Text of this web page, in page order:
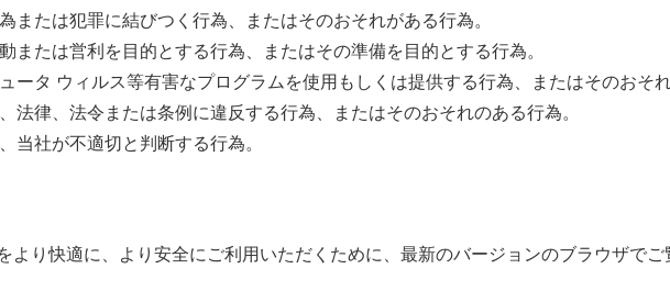
または犯罪に結びつく行為、またはそのおそれがある行為。
または営利を目的とする行為、またはその準備を目的とする行為。
ータ ウィルス等有害なプログラムを使用もしくは提供する行為、またはそのおそれ
法律、法令または条例に違反する行為、またはそのおそれのある行為。
当社が不適切と判断する行為。
より快適に、より安全にご利用いただくために、最新のバージョンのブラウザで